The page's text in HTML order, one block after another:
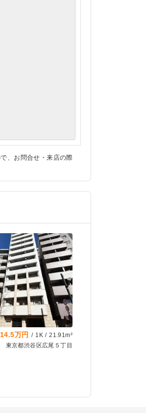
、お問合せ・来店の際
14.5万円 / 1K /21.91m²
東京都渋谷区広尾５丁目